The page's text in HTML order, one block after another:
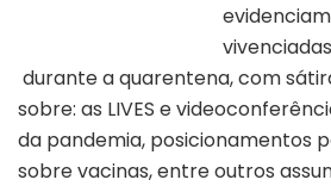
durante a quarentena, com
sobre: as LIVES e
da pandemia, posicionamentos
sobre vacinas, entre outros